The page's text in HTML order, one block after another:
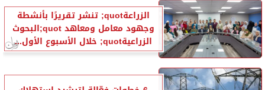
الزراعةquot; تنشر تقريرًا بأنشطة
وجهود معامل ومعاهد quot;البحوث
الزراعيةquot; خلال الأسبوع الأول...